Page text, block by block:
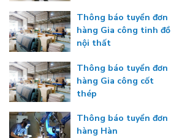
Thông báo tuyển đơn
hàng Gia công tinh đồ
nội thất
Thông báo tuyển đơn
hàng Gia công cốt
thép
Thông báo tuyển đơn
hàng Hàn